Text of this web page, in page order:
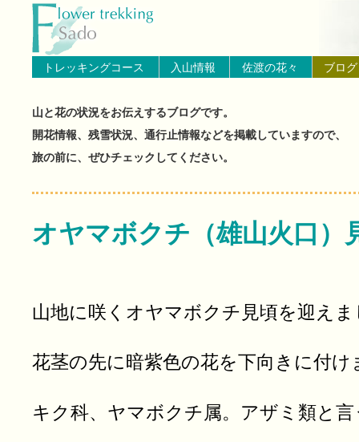
ブログ（佐渡島の山と花の状
トレッキングコース 入山情報 佐渡の花々 ブログ
山と花の状況をお伝えするブログです。
開花情報、残雪状況、通行止情報などを掲載していますので、
旅の前に、ぜひチェックしてください。
オヤマボクチ（雄山火口）
山地に咲くオヤマボクチ見頃を迎え
花茎の先に暗紫色の花を下向きに付け
キク科、ヤマボクチ属。アザミ類と
トップページへ戻る